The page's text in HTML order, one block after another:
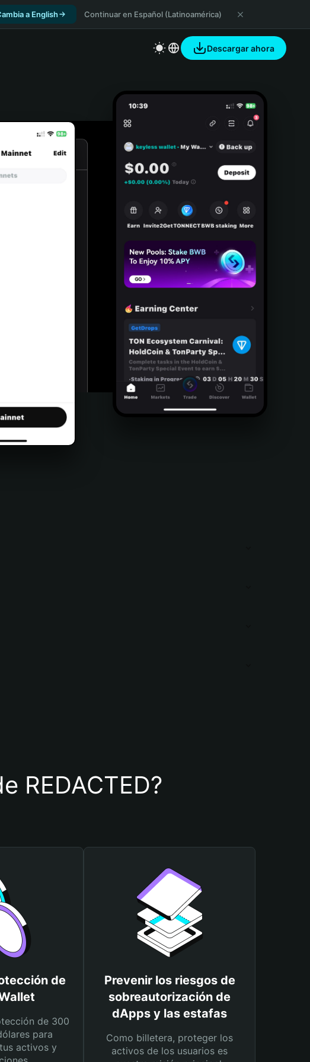
a English Continuar en Español (Latinoamérica)
Descargar ahora
REDACTED?
de
de 300
para
activos y
Prevenir los riesgos de
sobreautorización de
dApps y las estafas
Como billetera, proteger los
activos de los usuarios es